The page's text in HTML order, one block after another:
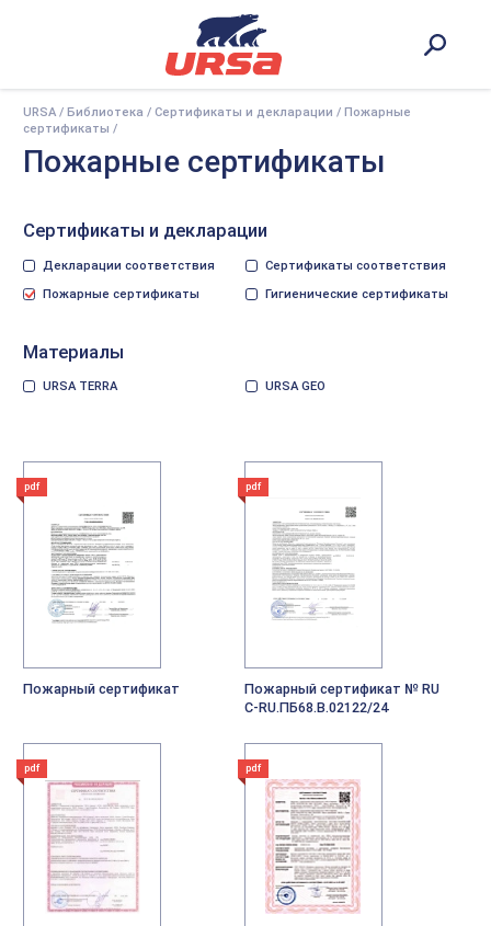
URSA / Библиотека / Сертификаты и декларации / Пожарные
сертификаты /
Пожарные сертификаты
Сертификаты и декларации
Декларации соответствия Сертификаты соответствия
Пожарные сертификаты Гигиенические сертификаты
Материалы
URSA TERRA URSA GEO
pdf
Пожарный сертификат
pdf
Пожарный сертификат № RU
C-RU.ПБ68.В.02122/24
pdf pdf